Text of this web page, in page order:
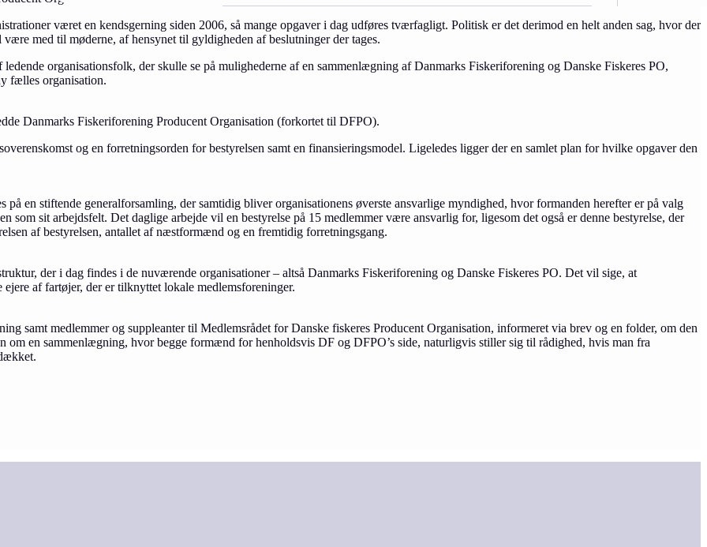
været en kendsgerning siden 2006, så mange opgaver i dag udføres tværfagligt. Politisk er det derimod en helt anden sag, hvor der
med til møderne, af hensynet til gyldigheden af beslutninger der tages.
organisationsfolk, der skulle se på mulighederne af en sammenlægning af Danmarks Fiskeriforening og Danske Fiskeres PO,
fælles organisation.
Danmarks Fiskeriforening Producent Organisation (forkortet til DFPO).
og en forretningsorden for bestyrelsen samt en finansieringsmodel. Ligeledes ligger der en samlet plan for hvilke opgaver den
en stiftende generalforsamling, der samtidig bliver organisationens øverste ansvarlige myndighed, hvor formanden herefter er på valg
sit arbejdsfelt. Det daglige arbejde vil en bestyrelse på 15 medlemmer være ansvarlig for, ligesom det også er denne bestyrelse, der
af bestyrelsen, antallet af næstformænd og en fremtidig forretningsgang.
der i dag findes i de nuværende organisationer – altså Danmarks Fiskeriforening og Danske Fiskeres PO. Det vil sige, at
af fartøjer, der er tilknyttet lokale medlemsforeninger.
samt medlemmer og suppleanter til Medlemsrådet for Danske fiskeres Producent Organisation, informeret via brev og en folder, om den
om en sammenlægning, hvor begge formænd for henholdsvis DF og DFPO’s side, naturligvis stiller sig til rådighed, hvis man fra